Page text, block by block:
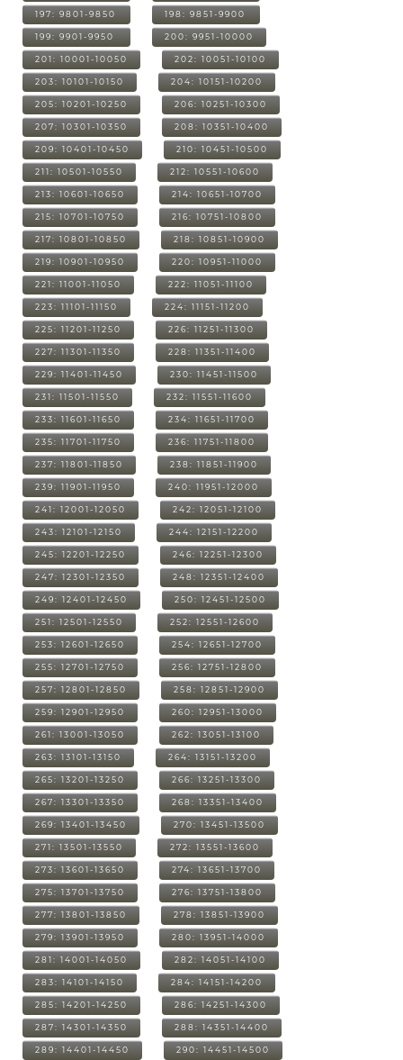
197: 9801-9850 198: 9851-9900
199: 9901-9950 200: 9951-10000
201: 10001-10050 202: 10051-10100
203: 10101-10150 204: 10151-10200
205: 10201-10250 206: 10251-10300
207: 10301-10350 208: 10351-10400
209: 10401-10450 210: 10451-10500
211: 10501-10550 212: 10551-10600
213: 10601-10650 214: 10651-10700
215: 10701-10750 216: 10751-10800
217: 10801-10850 218: 10851-10900
219: 10901-10950 220: 10951-11000
221: 11001-11050 222: 11051-11100
223: 11101-11150 224: 11151-11200
225: 11201-11250 226: 11251-11300
227: 11301-11350 228: 11351-11400
229: 11401-11450 230: 11451-11500
231: 11501-11550 232: 11551-11600
233: 11601-11650 234: 11651-11700
235: 11701-11750 236: 11751-11800
237: 11801-11850 238: 11851-11900
239: 11901-11950 240: 11951-12000
241: 12001-12050 242: 12051-12100
243: 12101-12150 244: 12151-12200
245: 12201-12250 246: 12251-12300
247: 12301-12350 248: 12351-12400
249: 12401-12450 250: 12451-12500
251: 12501-12550 252: 12551-12600
253: 12601-12650 254: 12651-12700
255: 12701-12750 256: 12751-12800
257: 12801-12850 258: 12851-12900
259: 12901-12950 260: 12951-13000
261: 13001-13050 262: 13051-13100
263: 13101-13150 264: 13151-13200
265: 13201-13250 266: 13251-13300
267: 13301-13350 268: 13351-13400
269: 13401-13450 270: 13451-13500
271: 13501-13550 272: 13551-13600
273: 13601-13650 274: 13651-13700
275: 13701-13750 276: 13751-13800
277: 13801-13850 278: 13851-13900
279: 13901-13950 280: 13951-14000
281: 14001-14050 282: 14051-14100
283: 14101-14150 284: 14151-14200
285: 14201-14250 286: 14251-14300
287: 14301-14350 288: 14351-14400
289: 14401-14450 290: 14451-14500